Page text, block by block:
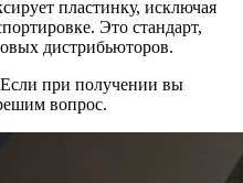
пластинку, исключая
Это стандарт,
дистрибьюторов.
Если при получении вы
вопрос.